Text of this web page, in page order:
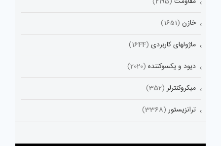
خازن (1651)
ماژولهای کاربردی (1644)
دیود و یکسوکننده (2020)
میکروکنترلر (352)
ترانزیستور (3368)